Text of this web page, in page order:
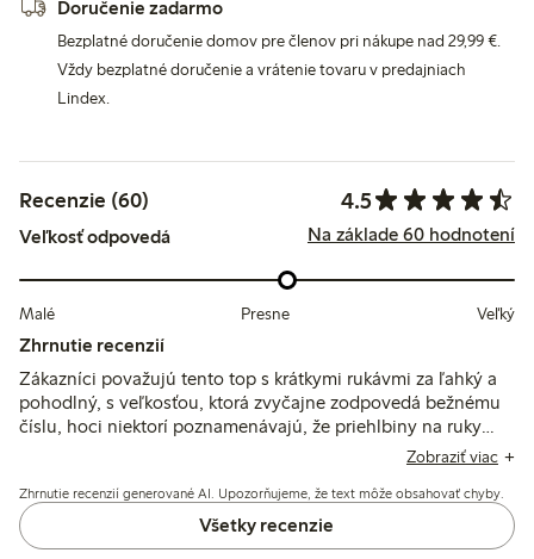
Doručenie zadarmo
Bezplatné doručenie domov pre členov pri nákupe nad 29,99 €.
Vždy bezplatné doručenie a vrátenie tovaru v predajniach
Lindex.
Recenzie (60) 4.5
Veľkosť odpovedá Na základe 60 hodnotení
Malé Presne Veľký
Zhrnutie recenzií
Zákazníci považujú tento top s krátkymi rukávmi za ľahký a
pohodlný, s veľkosťou, ktorá zvyčajne zodpovedá bežnému
číslu, hoci niektorí poznamenávajú, že priehlbiny na ruky
môžu byť priestranné. Materiál je tenký a vzdušný, vhodný
priehľadnejšie, než sa očakávalo.
Zobraziť viac
Zhrnutie recenzií generované AI. Upozorňujeme, že text môže obsahovať chyby.
Všetky recenzie